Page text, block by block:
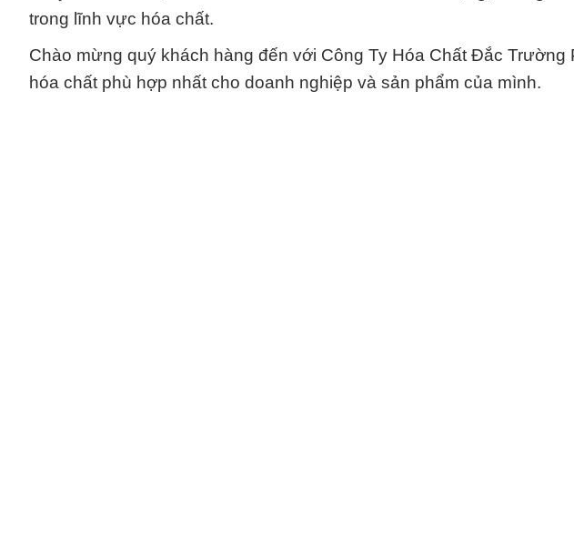
trong lĩnh vực hóa chất.
Chào mừng quý khách hàng đến với Công Ty Hóa Chất Đắc Trường
hóa chất phù hợp nhất cho doanh nghiệp và sản phẩm của mình.